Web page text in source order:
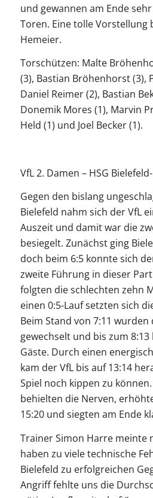
und gewannen am Ende
Toren. Eine tolle
Hemeier.
Torschützen: Malte
(3), Bastian Bröhenhorst (3),
Daniel Reimer (2), Bastian
Donemik Mores (1), Marvin
Held (1) und Joel Becker (1).
VfL 2. Damen – HSG
Gegen den bislang
Bielefeld nahm sich der VfL
Auszeit und damit war die
besiegelt. Zunächst ging
doch beim 6:5 konnte sich
zweite Führung in dieser
folgten die schlechten zehn
einen 0:5-Lauf setzten sich
Beim Stand von 7:11 wurden
gewechselt und bis zum
Gäste. Durch einen
kam der VfL bis auf 13:14
Spiel noch kippen zu
behielten die Nerven,
15:20 und siegten am Ende
Trainer Simon Harre meinte
haben zu viele technische
Bielefeld zu erfolgreichen
Angriff fehlte uns die